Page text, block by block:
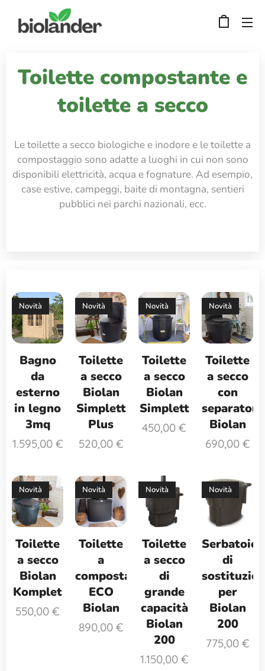
Toilette compostante e
toilette a secco
Le toilette a secco biologiche e inodore e le toilette a
compostaggio sono adatte a luoghi in cui non sono
disponibili elettricità, acqua e fognature. Ad esempio,
case estive, campeggi, baite di montagna, sentieri
pubblici nei parchi nazionali, ecc.
Bagno
da
esterno
in legno
3mq
Novità
1.595,00€
Toilette
a secco
Biolan
Simplett
Plus
Novità
520,00€
Toilette
a secco
Biolan
Simplett
Novità
450,00 €
Toilette
a secco
con
separatore
Biolan
Novità
690,00€
Toilette
a secco
Biolan
Komplet
Novità
550,00 €
Toilette
a
compostaggio
ECO
Biolan
Novità
890,00€
Toilette
a secco
di
grande
capacità
Biolan
200
Novità
1.150,00€
Serbatoio
di
per
Biolan
200
Novità
775,00€